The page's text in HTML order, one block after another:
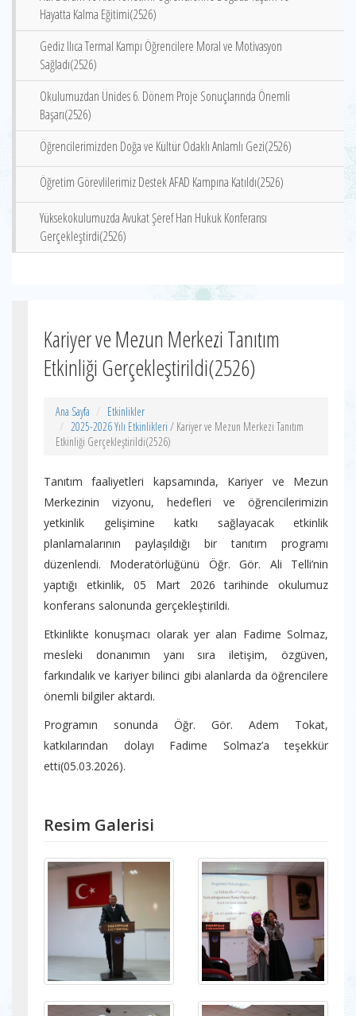
Hayatta Kalma Eğitimi(2526)
Gediz Ilıca Termal Kampı Öğrencilere Moral ve Motivasyon
Sağladı(2526)
Okulumuzdan Ünides 6. Dönem Proje Sonuçlarında Önemli
Başarı(2526)
Öğrencilerimizden Doğa ve Kültür Odaklı Anlamlı Gezi(2526)
Öğretim Görevlilerimiz Destek AFAD Kampına Katıldı(2526)
Yüksekokulumuzda Avukat Şeref Han Hukuk Konferansı
Gerçekleştirdi(2526)
Kariyer ve Mezun Merkezi Tanıtım
Etkinliği Gerçekleştirildi(2526)
Ana Sayfa
Etkinlikler
2025-2026 Yılı Etkinlikleri / Kariyer ve Mezun Merkezi Tanıtım
Etkinliği Gerçekleştirildi(2526)
Tanıtım faaliyetleri kapsamında, Kariyer ve Mezun
Merkezinin vizyonu, hedefleri ve öğrencilerimizin
yetkinlik gelişimine katkı sağlayacak etkinlik
planlamalarının paylaşıldığı bir tanıtım programı
düzenlendi. Moderatörlüğünü Öğr. Gör. Ali Telli’nin
yaptığı etkinlik, 05 Mart 2026 tarihinde okulumuz
konferans salonunda gerçekleştirildi.
Etkinlikte konuşmacı olarak yer alan Fadime Solmaz,
mesleki donanımın yanı sıra iletişim, özgüven,
farkındalık ve kariyer bilinci gibi alanlarda da öğrencilere
önemli bilgiler aktardı.
Programın sonunda Öğr. Gör. Adem Tokat,
katkılarından dolayı Fadime Solmaz’a teşekkür
etti(05.03.2026).
Resim Galerisi